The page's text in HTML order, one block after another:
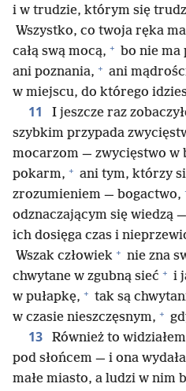
i w trudzie, którym się
Wszystko, co twoja ręka
całą swą mocą, + bo nie ma
ani poznania, + ani
w miejscu, do którego
11
I jeszcze raz
szybkim przypada
mocarzom — zwycięstwo w
pokarm, + ani tym, którzy
zrozumieniem — bogactwo,
odznaczającym się wiedzą
ich dosięga czas i
Wszak człowiek + nie zna
chwytane w zgubną sieć + i
w pułapkę, + tak są
w czasie nieszczęsnym, +
13
Również to
pod słońcem — i ona
małe miasto, a ludzi w nim